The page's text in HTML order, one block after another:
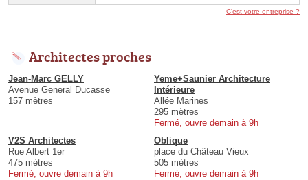
C'est votre entreprise ?
Architectes proches
Jean-Marc GELLY
Avenue General Ducasse
157 mètres
Yeme+Saunier Architecture
Intérieure
Allée Marines
295 mètres
Fermé, ouvre demain à 9h
V2S Architectes
Rue Albert 1er
475 mètres
Fermé, ouvre demain à 9h
Oblique
place du Château Vieux
505 mètres
Fermé, ouvre demain à 9h